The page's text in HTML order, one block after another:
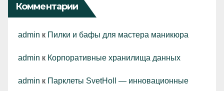
Комментарии
admin к Пилки и бафы для мастера маникюра
admin к Корпоративные хранилища данных
admin к Парклеты SvetHoll — инновационные